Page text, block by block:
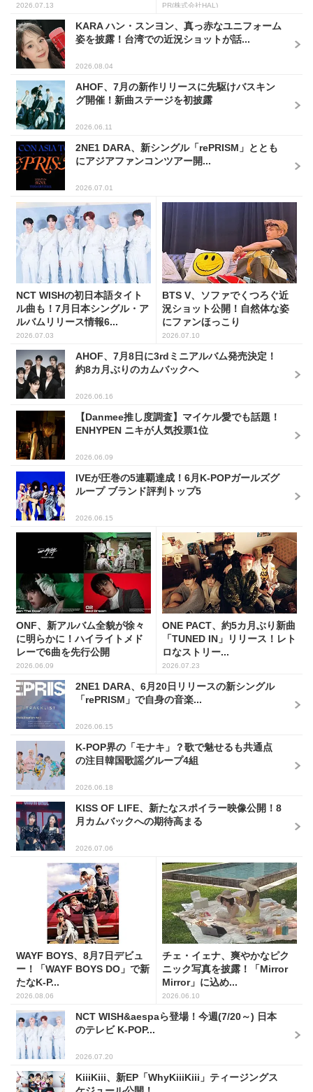
2026.07.13 PR(株式会社HAL)
KARA ハン・スンヨン、真っ赤なユニフォーム
姿を披露！台湾での近況ショットが話...
2026.08.04
AHOF、7月の新作リリースに先駆けバスキン
グ開催！新曲ステージを初披露
2026.06.11
2NE1 DARA、新シングル「rePRISM」ととも
にアジアファンコンツアー開...
2026.07.01
NCT WISHの初日本語タイト
ル曲も！7月日本シングル・ア
ルバムリリース情報6...
2026.07.03
BTS V、ソファでくつろぐ近
況ショット公開！自然体な姿
にファンほっこり
2026.07.10
AHOF、7月8日に3rdミニアルバム発売決定！
約8カ月ぶりのカムバックへ
2026.06.16
【Danmee推し度調査】マイケル愛でも話題！
ENHYPEN ニキが人気投票1位
2026.06.09
IVEが圧巻の5連覇達成！6月K-POPガールズグ
ループ ブランド評判トップ5
2026.06.15
ONF、新アルバム全貌が徐々
に明らかに！ハイライトメド
レーで6曲を先行公開
2026.06.09
ONE PACT、約5カ月ぶり新曲
「TUNED IN」リリース！レト
ロなストリー...
2026.07.23
2NE1 DARA、6月20日リリースの新シングル
「rePRISM」で自身の音楽...
2026.06.15
K-POP界の「モナキ」？歌で魅せるも共通点
の注目韓国歌謡グループ4組
2026.06.18
KISS OF LIFE、新たなスポイラー映像公開！8
月カムバックへの期待高まる
2026.07.06
WAYF BOYS、8月7日デビュ
ー！「WAYF BOYS DO」で新
たなK-P...
2026.08.06
チェ・イェナ、爽やかなピク
ニック写真を披露！「Mirror
Mirror」に込め...
2026.06.10
NCT WISH&aespaら登場！今週(7/20～) 日本
のテレビ K-POP...
2026.07.20
KiiiKiii、新EP「WhyKiiiKiii」ティージングス